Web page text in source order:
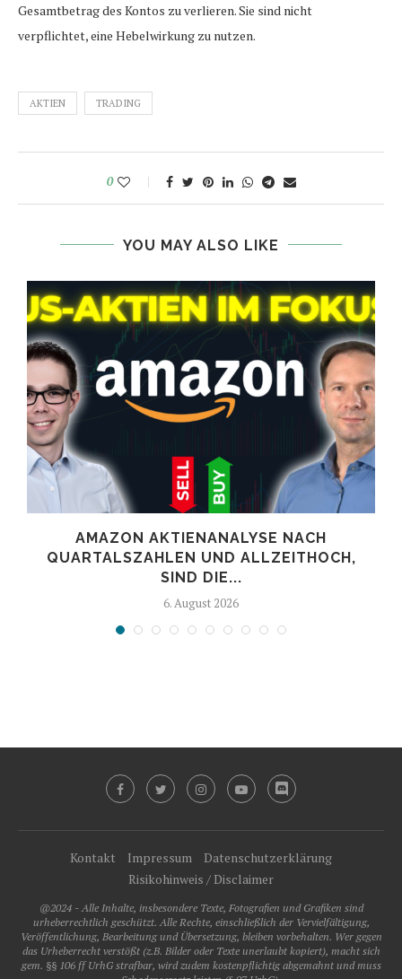
Gesamtbetrag des Kontos zu verlieren. Sie sind nicht
verpflichtet, eine Hebelwirkung zu nutzen.
AKTIEN TRADING
0
YOU MAY ALSO LIKE
AMAZON AKTIENANALYSE NACH
QUARTALSZAHLEN UND ALLZEITHOCH,
SIND DIE...
6. August 2026
Kontakt Impressum
Datenschutzerklärung
Risikohinweis / Disclaimer
@2024 - Alle Inhalte, insbesondere Texte, Fotografien und Grafiken sind
urheberrechtlich geschützt. Alle Rechte, einschließlich der Vervielfältigung,
Veröffentlichung, Bearbeitung und Übersetzung, bleiben vorbehalten. Wer gegen
das Urheberrecht verstößt (z.B. Bilder oder Texte unerlaubt kopiert), macht sich
gem. §§ 106 ff UrhG strafbar, wird zudem kostenpflichtig abgemahnt und muss